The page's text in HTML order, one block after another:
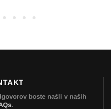
boste našli v naših
.